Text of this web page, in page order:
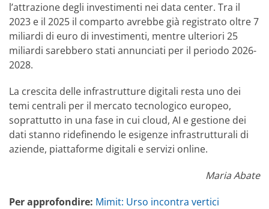
l’attrazione degli investimenti nei data center. Tra il
2023 e il 2025 il comparto avrebbe già registrato oltre 7
miliardi di euro di investimenti, mentre ulteriori 25
miliardi sarebbero stati annunciati per il periodo 2026-
2028.
La crescita delle infrastrutture digitali resta uno dei
temi centrali per il mercato tecnologico europeo,
soprattutto in una fase in cui cloud, AI e gestione dei
dati stanno ridefinendo le esigenze infrastrutturali di
aziende, piattaforme digitali e servizi online.
Maria Abate
Per approfondire: Mimit: Urso incontra vertici